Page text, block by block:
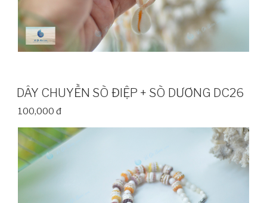
DÂY CHUYỀN SÒ ĐIỆP + SÒ DƯƠNG DC26
100,000 đ